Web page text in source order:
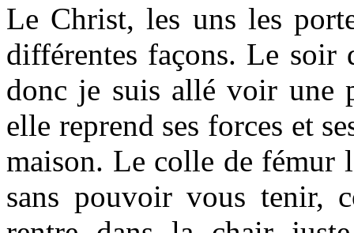
Le Christ, les uns les
différentes façons. Le
donc je suis allé voir une
elle reprend ses forces et
maison. Le colle de fémur
sans pouvoir vous tenir,